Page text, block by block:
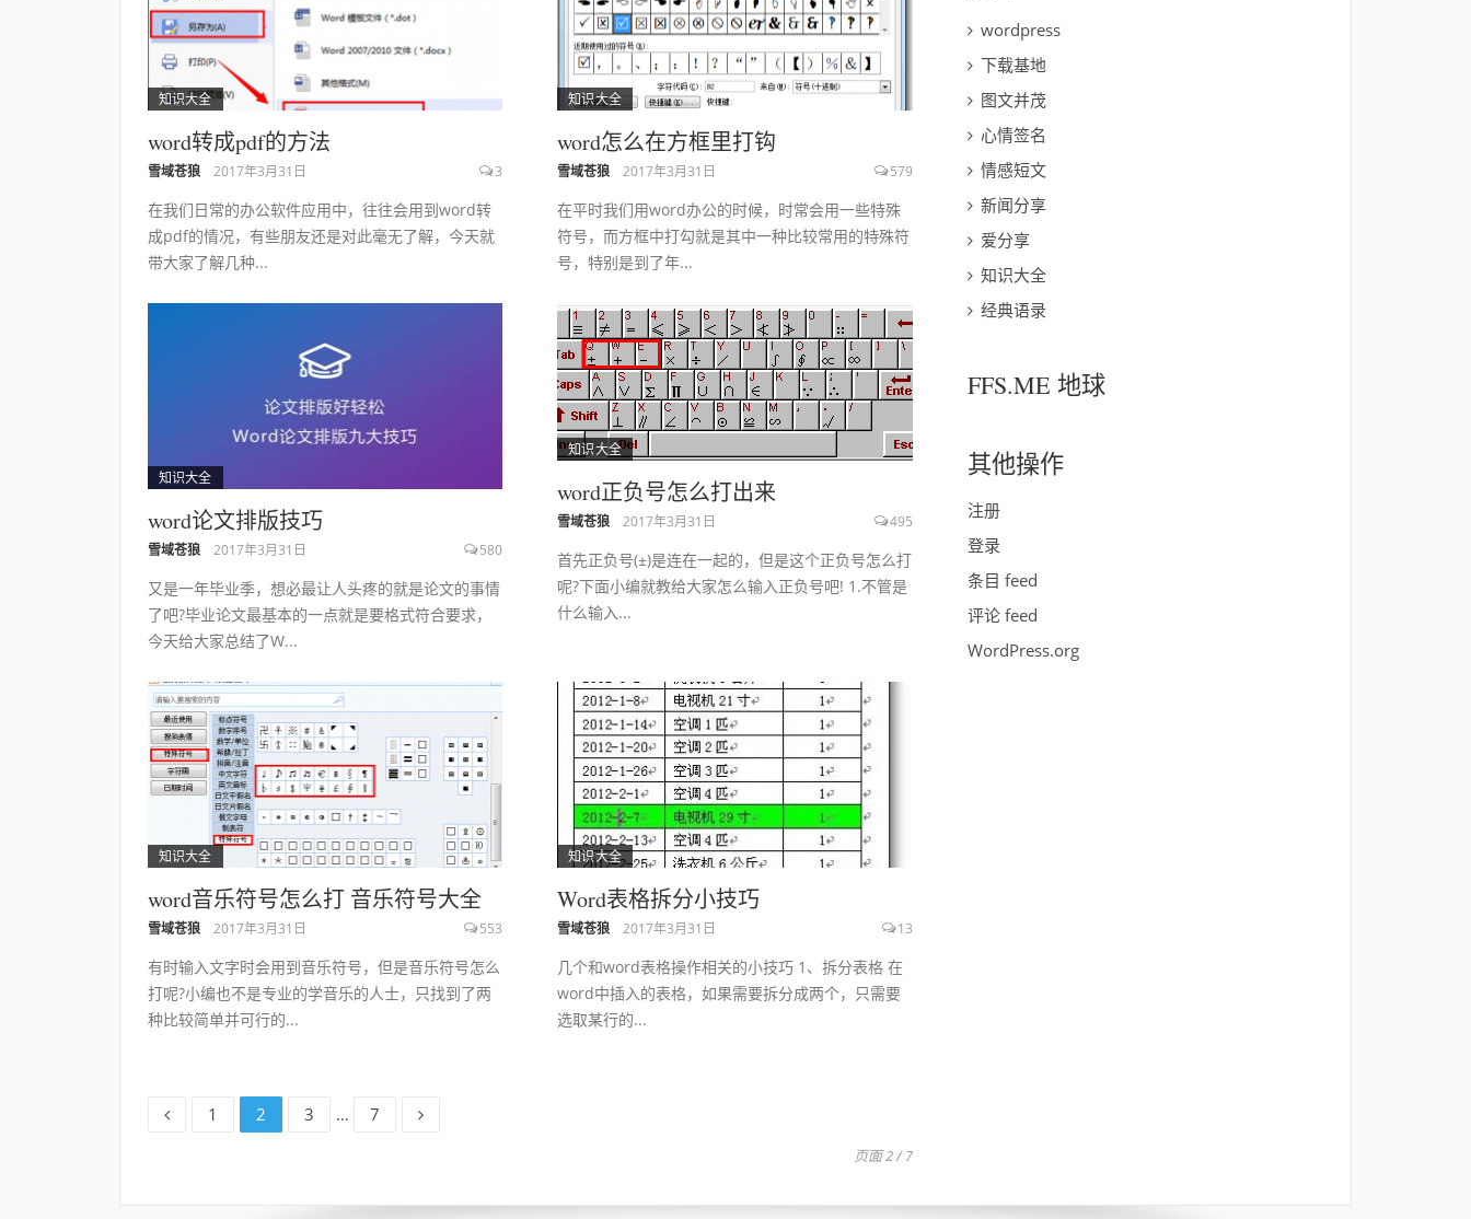
知识大全
word转成pdf的方法
雪域苍狼 2017年3月31日 3
在我们日常的办公软件应用中，往往会用到word转
成pdf的情况，有些朋友还是对此毫无了解，今天就
带大家了解几种...
知识大全
word怎么在方框里打钩
雪域苍狼 2017年3月31日 579
在平时我们用word办公的时候，时常会用一些特殊
符号，而方框中打勾就是其中一种比较常用的特殊符
号，特别是到了年...
知识大全
word论文排版技巧
雪域苍狼 2017年3月31日 580
又是一年毕业季，想必最让人头疼的就是论文的事情
了吧?毕业论文最基本的一点就是要格式符合要求，
今天给大家总结了W...
知识大全
word正负号怎么打出来
雪域苍狼 2017年3月31日 495
首先正负号(±)是连在一起的，但是这个正负号怎么打
呢?下面小编就教给大家怎么输入正负号吧! 1.不管是
什么输入...
知识大全
word音乐符号怎么打 音乐符号大全
雪域苍狼 2017年3月31日 553
有时输入文字时会用到音乐符号，但是音乐符号怎么
打呢?小编也不是专业的学音乐的人士，只找到了两
种比较简单并可行的...
知识大全
Word表格拆分小技巧
雪域苍狼 2017年3月31日 13
几个和word表格操作相关的小技巧 1、拆分表格 在
word中插入的表格，如果需要拆分成两个，只需要
选取某行的...
文
页
面
1
页
面
2
页
面
3 …
页
面
7
页面 2 / 7
wordpress
下载基地
图文并茂
心情签名
情感短文
新闻分享
爱分享
知识大全
经典语录
FFS.ME 地球
其他操作
注册
登录
条目 feed
评论 feed
WordPress.org